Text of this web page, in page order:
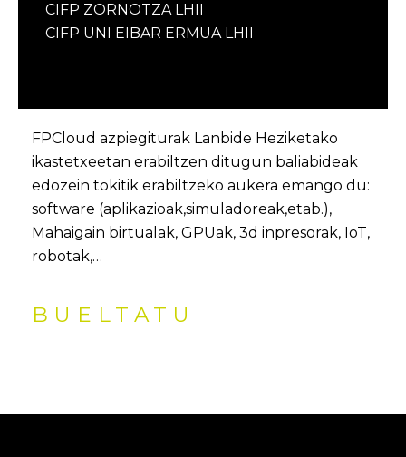
CIFP ZORNOTZA LHII
CIFP UNI EIBAR ERMUA LHII
FPCloud azpiegiturak Lanbide Heziketako
ikastetxeetan erabiltzen ditugun baliabideak
edozein tokitik erabiltzeko aukera emango du:
software (aplikazioak,simuladoreak,etab.),
Mahaigain birtualak, GPUak, 3d inpresorak, IoT,
robotak,…
BUELTATU